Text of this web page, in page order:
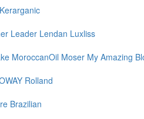
Kerarganic
Leader Lendan Luxliss
MoroccanOil Moser My Amazing
Rolland
Brazilian